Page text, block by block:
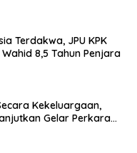
Terdakwa, JPU KPK
8,5 Tahun Penjara
Kekeluargaan,
Gelar Perkara